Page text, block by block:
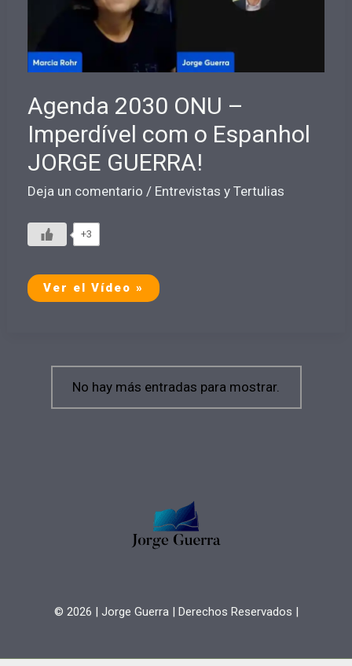
Agenda 2030 ONU –
Imperdível com o Espanhol
JORGE GUERRA!
Deja un comentario / Entrevistas y Tertulias
+3
Agenda
2030
Espanhol
JORGE
GUERRA!
Ver el Vídeo »
No hay más entradas para mostrar.
© 2026 | Jorge Guerra | Derechos Reservados |